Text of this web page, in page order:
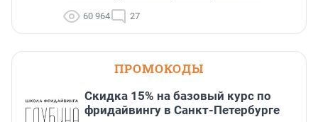
60 964 27
ПРОМОКОДЫ
Скидка 15% на базовый курс по
фридайвингу в Санкт-Петербурге